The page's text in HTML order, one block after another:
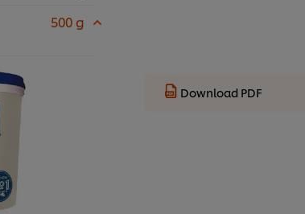
500 g
Download PDF